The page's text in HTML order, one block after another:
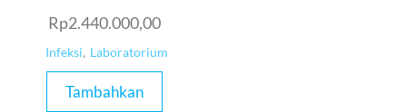
Rp2.440.000,00
Infeksi, Laboratorium
Tambahkan